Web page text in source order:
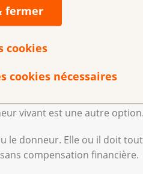
fermer
cookies
cookies nécessaires
à certains critères.
sont trop élevés.
médicale a prélevé
ont donné leur
vivant est une autre option.
le donneur. Elle ou il doit
compensation financière.